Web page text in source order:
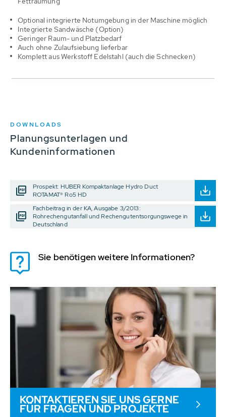
Optional integrierte Notumgebung in der Maschine möglich
Integrierte Sandwäsche (Option)
Geringer Raum- und Platzbedarf
Auch ohne Zulaufsiebung lieferbar
Komplett aus Werkstoff Edelstahl (auch die Schnecken)
DOWNLOADS
Planungsunterlagen und
Kundeninformationen
Prospekt: HUBER Kompaktanlage Hydro Duct
ROTAMAT® Ro5 HD
Fachbeitrag in der KA, Ausgabe 3/2013:
Rohrechengutanfall und Rechengutentsorgungswege in
Deutschland
Sie benötigen weitere Informationen?
KONTAKTIEREN SIE UNS GERNE
FÜR FRAGEN UND PROJEKTE